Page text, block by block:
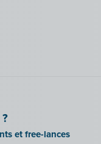
et free-lances